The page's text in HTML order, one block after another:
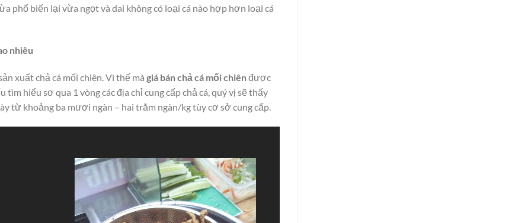
phổ biến lại vừa ngọt và dai không có loại cá nào hợp hơn loại cá
nhiêu
xuất chả cá mối chiên. Vì thế mà giá bán chả cá mối chiênđược
hiểu sơ qua 1 vòng các địa chỉ cung cấp chả cá, quý vị sẽ thấy
từ khoảng ba mươi ngàn – hai trăm ngàn/kg tùy cơ sở cung cấp.